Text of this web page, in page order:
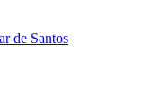
de Santos